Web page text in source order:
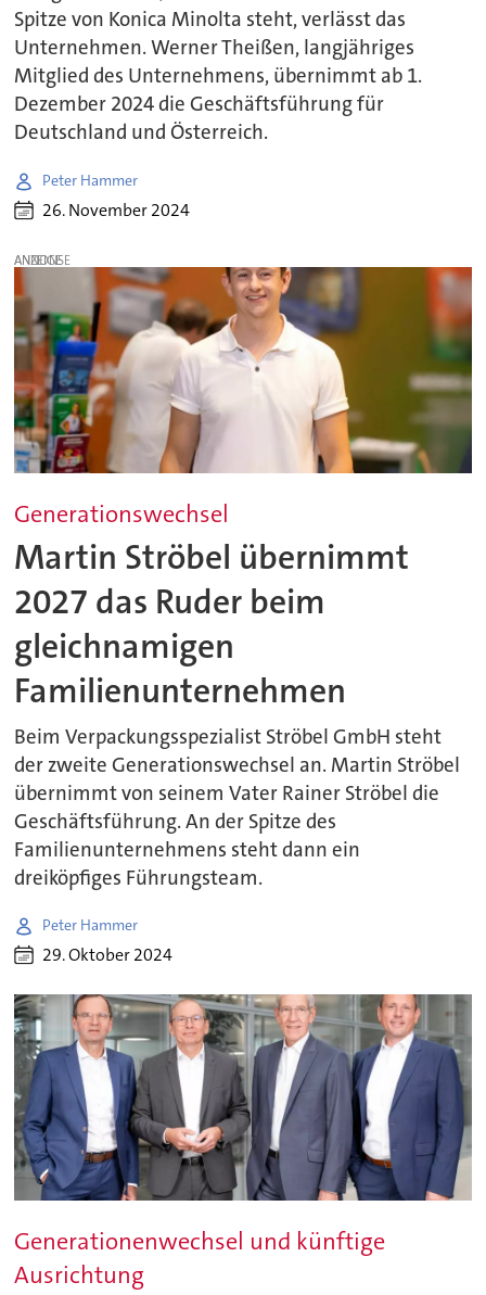
Spitze von Konica Minolta steht, verlässt das
Unternehmen. Werner Theißen, langjähriges
Mitglied des Unternehmens, übernimmt ab 1.
Dezember 2024 die Geschäftsführung für
Deutschland und Österreich.
Peter Hammer
26. November 2024
ANZEIGE
Generationswechsel
Martin Ströbel übernimmt
2027 das Ruder beim
gleichnamigen
Familienunternehmen
Beim Verpackungsspezialist Ströbel GmbH steht
der zweite Generationswechsel an. Martin Ströbel
übernimmt von seinem Vater Rainer Ströbel die
Geschäftsführung. An der Spitze des
Familienunternehmens steht dann ein
dreiköpfiges Führungsteam.
Peter Hammer
29. Oktober 2024
Generationenwechsel und künftige
Ausrichtung